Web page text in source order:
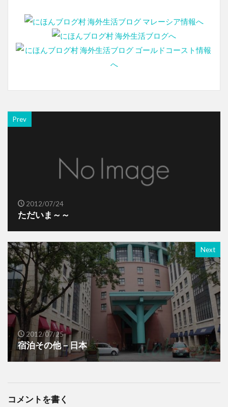
Prev
2012/07/24
ただいま～～
Next
2012/07/25
宿泊その他－日本
コメントを書く